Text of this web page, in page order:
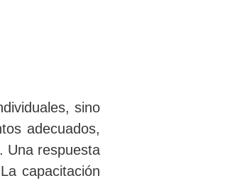
sino
adecuados,
Una respuesta
capacitación